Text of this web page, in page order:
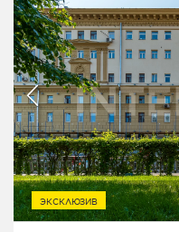
ЭКСКЛЮЗИВ